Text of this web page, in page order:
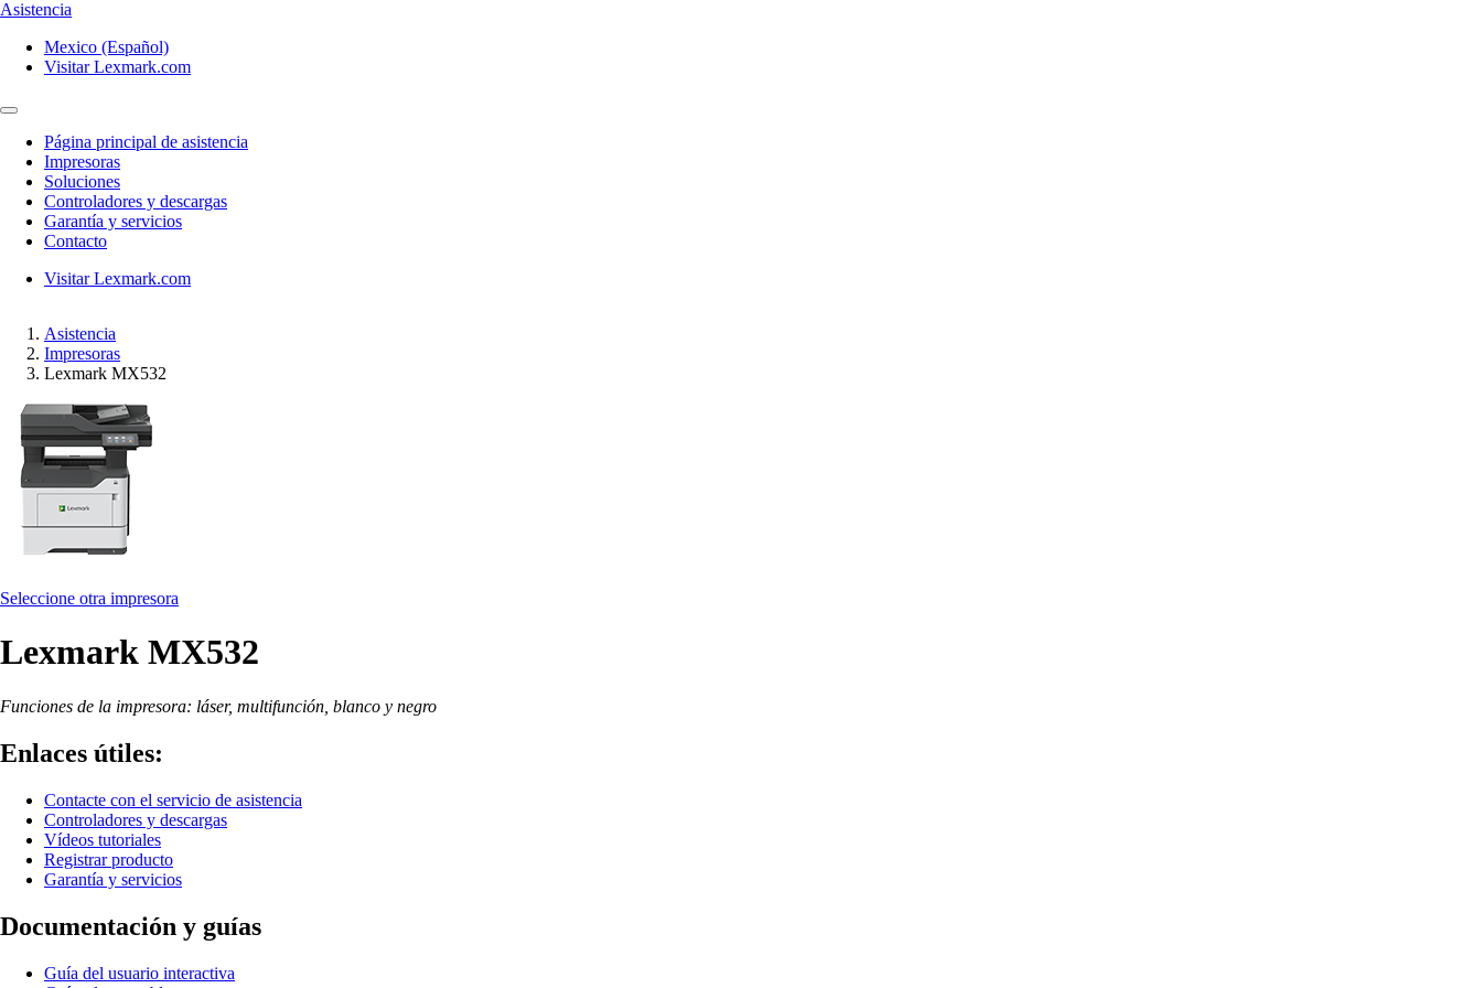
Asistencia
Mexico (Español)
Visitar Lexmark.com
Página principal de asistencia
Impresoras
Soluciones
Controladores y descargas
Garantía y servicios
Contacto
Visitar Lexmark.com
Asistencia
Impresoras
Lexmark MX532
Seleccione otra impresora
Lexmark MX532
Funciones de la impresora: láser, multifunción, blanco y negro
Enlaces útiles:
Contacte con el servicio de asistencia
Controladores y descargas
Vídeos tutoriales
Registrar producto
Garantía y servicios
Documentación y guías
Guía del usuario interactiva